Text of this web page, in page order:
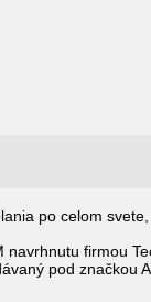
po celom
firmou
pod značkou